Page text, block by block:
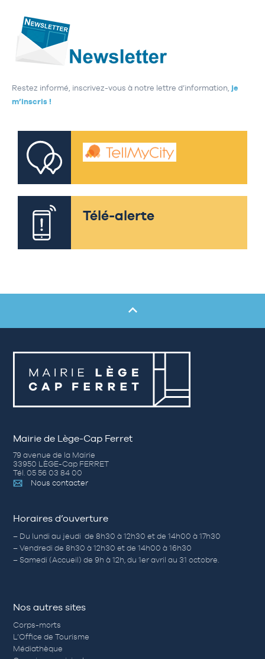
Restez informé, inscrivez-vous à notre lettre d’information, je
m’inscris !
Télé-alerte
Mairie de Lège-Cap Ferret
79 avenue de la Mairie
33950 LÈGE-Cap FERRET
Tél. 05 56 03 84 00
Nous contacter
Horaires d’ouverture
– Du lundi au jeudi de 8h30 à 12h30 et de 14h00 à 17h30
– Vendredi de 8h30 à 12h30 et de 14h00 à 16h30
– Samedi (Accueil) de 9h à 12h, du 1er avril au 31 octobre.
Nos autres sites
Corps-morts
L’Office de Tourisme
Médiathèque